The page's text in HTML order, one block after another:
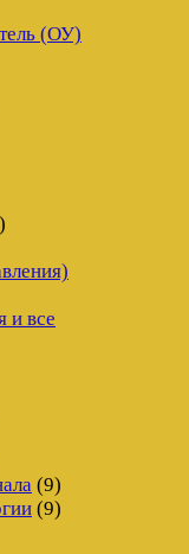
(ОУ)
и все
(9)
(9)